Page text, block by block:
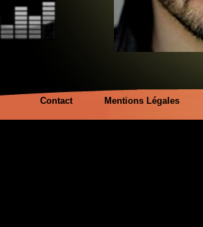
Contact Mentions Légales